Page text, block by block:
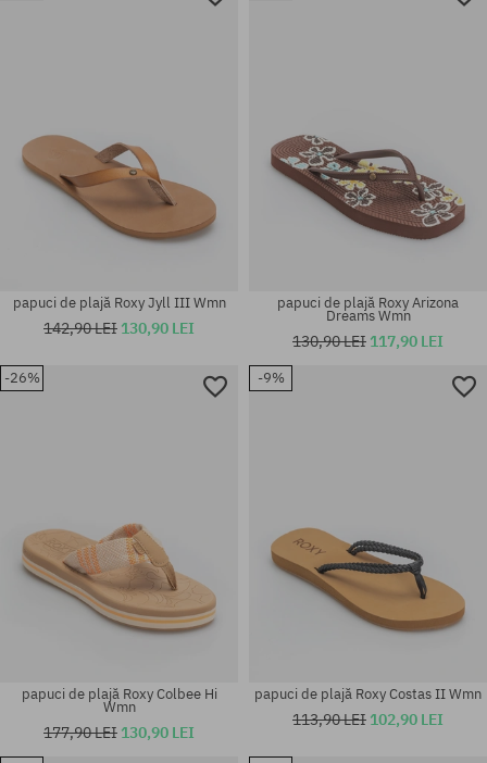
papuci de plajă Roxy Jyll III Wmn
142,90 LEI 130,90 LEI
papuci de plajă Roxy Arizona
Dreams Wmn
130,90 LEI 117,90 LEI
-26%
papuci de plajă Roxy Colbee Hi
Wmn
177,90 LEI 130,90 LEI
-9%
papuci de plajă Roxy Costas II Wmn
113,90 LEI 102,90 LEI